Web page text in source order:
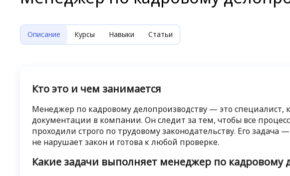
Описание Курсы Навыки Статьи
Кто это и чем занимается
Менеджер по кадровому делопроизводству — это
документации в компании. Он следит за тем, чтобы все
проходили строго по трудовому законодательству. Его
не нарушает закон и готова к любой проверке.
Какие задачи выполняет менеджер по кадровому